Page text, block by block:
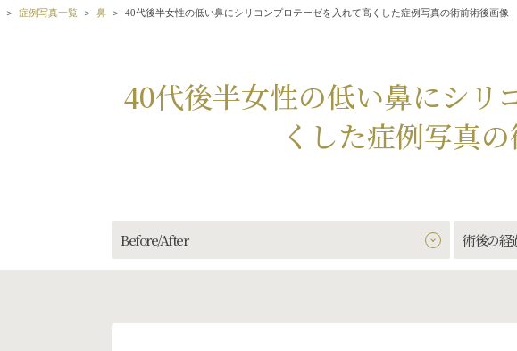
症例写真一覧 鼻 40代後半女性の低い鼻にシリコンプロテーゼを入れて高くした症例写真の術前術後画像
40代後半女性の低い鼻にシリ
くした症例写真
Before/After 術後の経